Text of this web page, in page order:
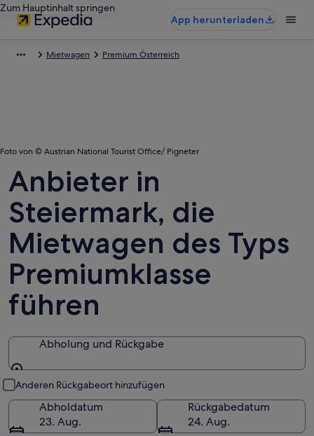
Zum Hauptinhalt springen
App herunterladen
Mietwagen Premium Österreich
Foto von © Austrian National Tourist Office/ Pigneter
Anbieter in
Steiermark, die
Mietwagen des Typs
Premiumklasse
führen
Abholung und Rückgabe
Anderen Rückgabeort hinzufügen
Abholdatum
23. Aug.
Rückgabedatum
24. Aug.